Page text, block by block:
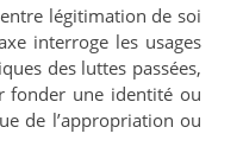
légitimation de soi
interroge les usages
des luttes passées,
fonder une identité ou
de l’appropriation ou